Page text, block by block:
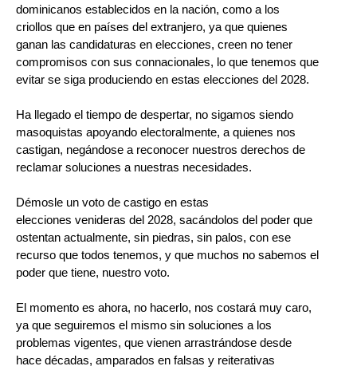
dominicanos establecidos en la nación, como a los
criollos que en países del extranjero, ya que quienes
ganan las candidaturas en elecciones, creen no tener
compromisos con sus connacionales, lo que tenemos que
evitar se siga produciendo en estas elecciones del 2028.
Ha llegado el tiempo de despertar, no sigamos siendo
masoquistas apoyando electoralmente, a quienes nos
castigan, negándose a reconocer nuestros derechos de
reclamar soluciones a nuestras necesidades.
Démosle un voto de castigo en estas
elecciones venideras del 2028, sacándolos del poder que
ostentan actualmente, sin piedras, sin palos, con ese
recurso que todos tenemos, y que muchos no sabemos el
poder que tiene, nuestro voto.
El momento es ahora, no hacerlo, nos costará muy caro,
ya que seguiremos el mismo sin soluciones a los
problemas vigentes, que vienen arrastrándose desde
hace décadas, amparados en falsas y reiterativas